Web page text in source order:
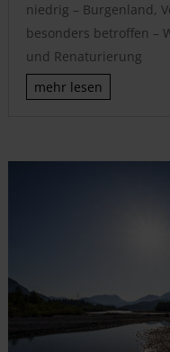
niedrig – Burgenland,
besonders betroffen –
und Renaturierung
mehr lesen